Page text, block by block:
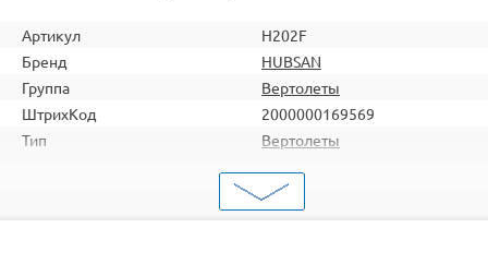
Артикул
H202F
Бренд
HUBSAN
Группа
Вертолеты
ШтрихКод
2000000169569
Тип
Вертолеты
Двухроторные